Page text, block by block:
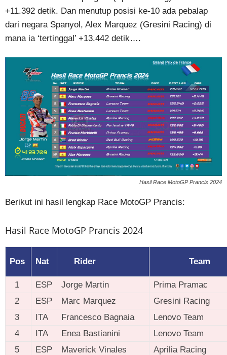
+11.392 detik. Dan menutup posisi ke-10 ada pebalap
dari negara Spanyol, Alex Marquez (Gresini Racing) di
mana ia ‘tertinggal’ +13.442 detik….
Hasil Race MotoGP Prancis 2024
Berikut ini hasil lengkap Race MotoGP Prancis:
Hasil Race MotoGP Prancis 2024
Pos Nat Rider Team
1 ESP Jorge Martin
Prima Pramac
2
ESP Marc Marquez
Gresini Racing
3
ITA Francesco Bagnaia
Lenovo Team
4
ITA Enea Bastianini
Lenovo Team
5
ESP Maverick Vinales
Aprilia Racing